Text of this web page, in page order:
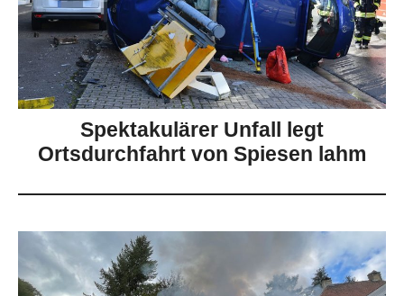
Spektakulärer Unfall legt
Ortsdurchfahrt von Spiesen lahm